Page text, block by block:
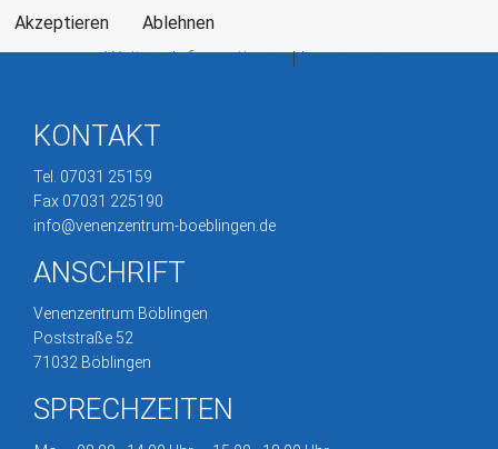
KONTAKT
Tel. 07031 25159
Fax 07031 225190
info@venenzentrum-boeblingen.de
ANSCHRIFT
Venenzentrum Böblingen
Poststraße 52
71032 Böblingen
SPRECHZEITEN
Akzeptieren Ablehnen
Weitere Informationen|Impressum